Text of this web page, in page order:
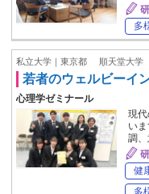
多
私立大学｜東京都 順天堂大学
若者のウェルビーイ
心理学ゼミナール
現
い
調
健
多